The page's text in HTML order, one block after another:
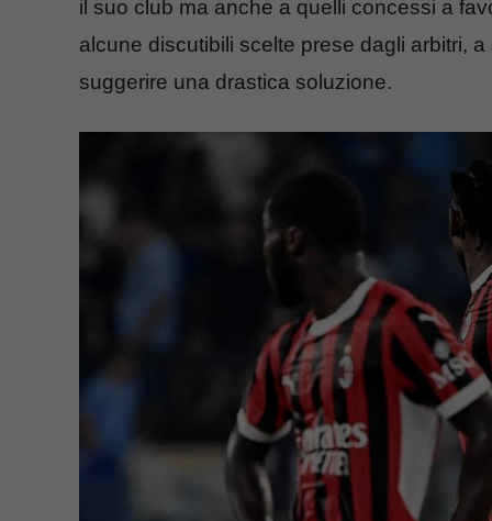
il suo club ma anche a quelli concessi a
alcune discutibili scelte prese dagli arbitri,
suggerire una drastica soluzione.